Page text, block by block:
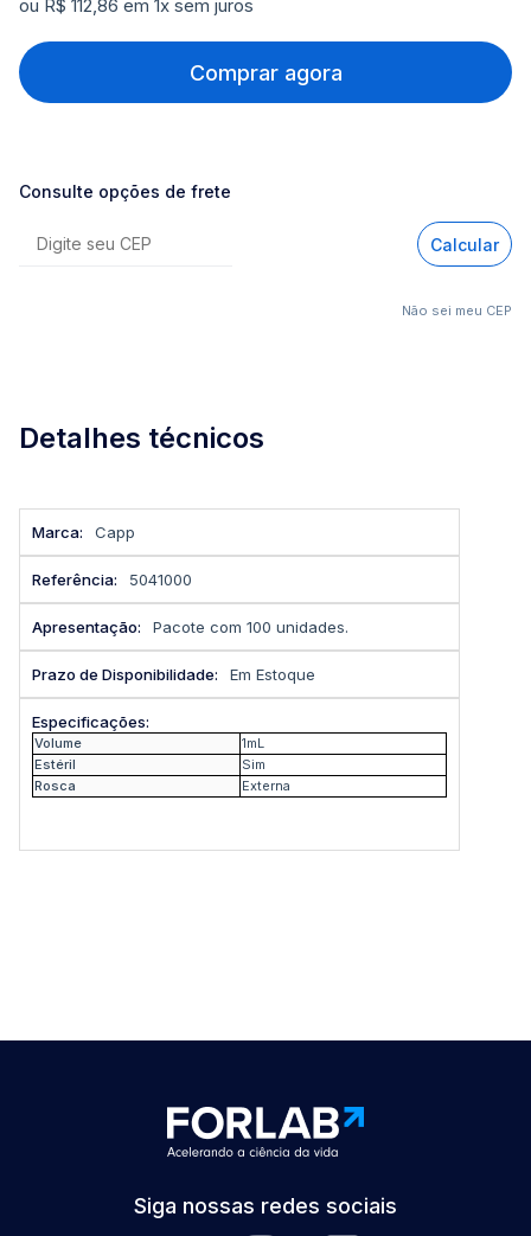
ou R$ 112,86 em 1x sem juros
Comprar agora
Consulte opções de frete
Calcular
Não sei meu CEP
Detalhes técnicos
informações
Capp
5041000
Pacote com 100 unidades.
Em Estoque
Volume
1mL
Estéril
Sim
Rosca
Externa
Siga nossas redes sociais